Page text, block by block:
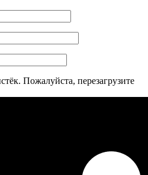
Пожалуйста, перезагрузите